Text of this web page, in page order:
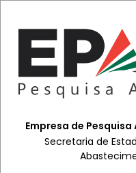
Empresa de
Secretaria de